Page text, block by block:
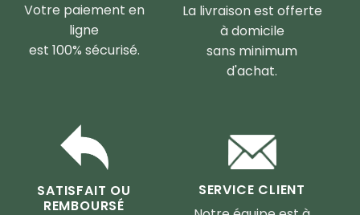
Votre paiement en
ligne
est 100% sécurisé.
La livraison est offerte
à domicile
sans minimum
d'achat.
SATISFAIT OU
REMBOURSÉ
SERVICE CLIENT